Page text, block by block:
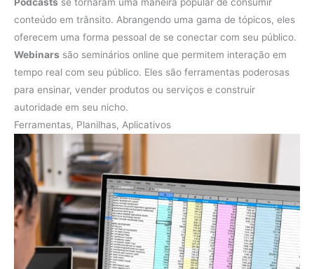
conteúdo em trânsito. Abrangendo uma gama de tópicos, eles
oferecem uma forma pessoal de se conectar com seu público.
Webinars são seminários online que permitem interação em
tempo real com seu público. Eles são ferramentas poderosas
para ensinar, vender produtos ou serviços e construir
autoridade em seu nicho.
Ferramentas, Planilhas, Aplicativos